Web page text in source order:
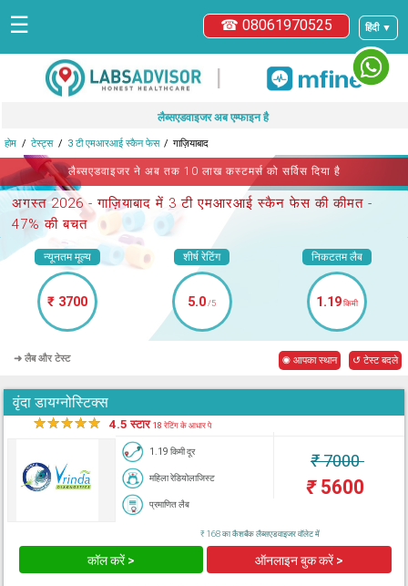
हिंदी ▼
☎ 08061970525
☰
|
लैब्सएडवाइजर अब एम्फाइन है
होम टेस्ट्स 3 टी एमआरआई स्कैन फेस गाज़ियाबाद
लैब्सएडवाइजर ने अब तक 10 लाख कस्टमर्स को सर्विस दिया है
अगस्त 2026 -गाज़ियाबाद में 3 टी एमआरआई स्कैन फेस की कीमत -
47% की बचत
न्यूनतम मूल्य
₹ 3700
शीर्ष रेटिंग
5.0/5
निकटतम लैब
1.19किमी
➜ लैब और टेस्ट ◉ आपका स्थान ↺ टेस्ट बदले
वृंदा डायग्नोस्टिक्स
★★★★★ 4.5 स्टार18 रेटिंग के आधार पे
1.19 किमी दूर
महिला रेडियोलाजिस्ट
प्रमाणित लैब
₹7000
₹5600
₹ 168 का कैशबैक लैब्सएडवाइजर वॉलेट में
कॉल करें > ऑनलाइन बुक करें >